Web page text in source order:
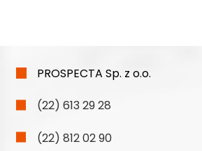
PROSPECTA Sp. z o.o.
(22) 613 29 28
(22) 812 02 90